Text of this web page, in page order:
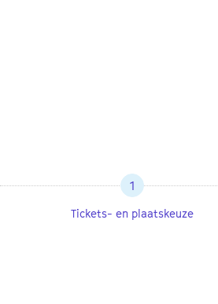
1
Tickets- en plaatskeuze